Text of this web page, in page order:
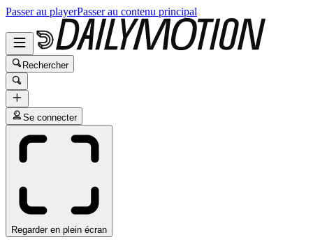
Passer au playerPasser au contenu principal
Rechercher
Se connecter
Regarder en plein écran